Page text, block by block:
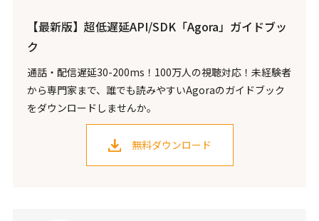
【最新版】超低遅延API/SDK「Agora」ガイドブッ
ク
通話・配信遅延30-200ms！100万人の視聴対応！未経験者
から専門家まで、誰でも読みやすいAgoraのガイドブック
をダウンロードしませんか。
無料ダウンロード